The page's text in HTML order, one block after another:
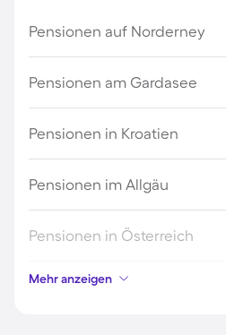
Pensionen auf Norderney
Pensionen am Gardasee
Pensionen in Kroatien
Pensionen im Allgäu
Pensionen in Österreich
Pensionen in Hamburg
Mehr anzeigen